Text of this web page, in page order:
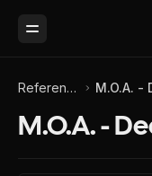
Toggle Menu
Referencia de API
M.O.A. -